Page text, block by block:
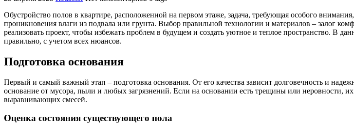
Обустройство полов в квартире, расположенной на первом этаже, задача, требующая особого
проникновения влаги из подвала или грунта. Выбор правильной технологии и материалов – залог
реализовать проект, чтобы избежать проблем в будущем и создать уютное и теплое пространство. В
правильно, с учетом всех нюансов.
Подготовка основания
Первый и самый важный этап – подготовка основания. От его качества зависит долговечность и
основание от мусора, пыли и любых загрязнений. Если на основании есть трещины или неровности,
выравнивающих смесей.
Оценка состояния существующего пола